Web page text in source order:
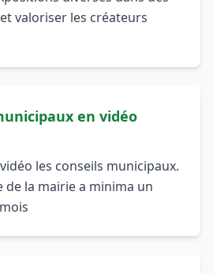
valoriser les créateurs
en vidéo
les conseils municipaux.
la mairie a minima un